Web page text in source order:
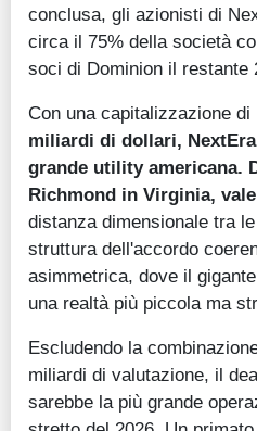
conclusa, gli azionisti di
circa il 75% della società
soci di Dominion il restante
Con una capitalizzazione
miliardi di dollari,
grande utility americana.
Richmond in Virginia,
distanza dimensionale tra
struttura dell'accordo
asimmetrica, dove il
una realtà più piccola ma
Escludendo la
miliardi di valutazione, il
sarebbe la più grande